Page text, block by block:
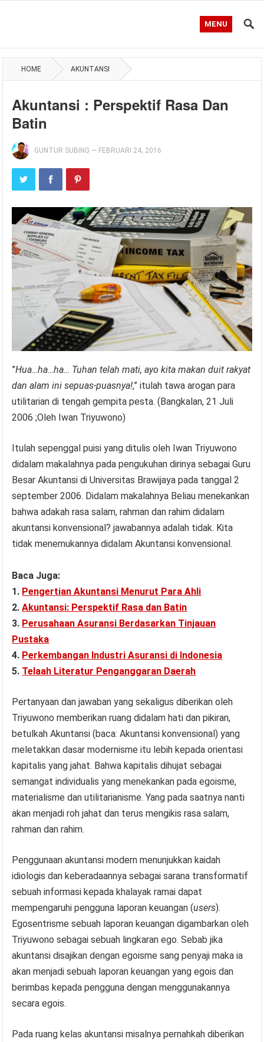
MENU
HOME AKUNTANSI
Akuntansi : Perspektif Rasa Dan
Batin
GUNTUR SUBING — FEBRUARI 24, 2016
”Hua…ha…ha… Tuhan telah mati, ayo kita makan duit rakyat
dan alam ini sepuas-puasnya!,” itulah tawa arogan para
utilitarian di tengah gempita pesta. (Bangkalan, 21 Juli
2006 ;Oleh Iwan Triyuwono)
Itulah sepenggal puisi yang ditulis oleh Iwan Triyuwono
didalam makalahnya pada pengukuhan dirinya sebagai Guru
Besar Akuntansi di Universitas Brawijaya pada tanggal 2
september 2006. Didalam makalahnya Beliau menekankan
bahwa adakah rasa salam, rahman dan rahim didalam
akuntansi konvensional? jawabannya adalah tidak. Kita
tidak menemukannya didalam Akuntansi konvensional.
Baca Juga:
1. Pengertian Akuntansi Menurut Para Ahli
2.Akuntansi: Perspektif Rasa dan Batin
3. Perusahaan Asuransi Berdasarkan Tinjauan
Pustaka
4. Perkembangan Industri Asuransi di Indonesia
5. Telaah Literatur Penganggaran Daerah
Pertanyaan dan jawaban yang sekaligus diberikan oleh
Triyuwono memberikan ruang didalam hati dan pikiran,
betulkah Akuntansi (baca: Akuntansi konvensional) yang
meletakkan dasar modernisme itu lebih kepada orientasi
kapitalis yang jahat. Bahwa kapitalis dihujat sebagai
semangat individualis yang menekankan pada egoisme,
materialisme dan utilitarianisme. Yang pada saatnya nanti
akan menjadi roh jahat dan terus mengikis rasa salam,
rahman dan rahim.
Penggunaan akuntansi modern menunjukkan kaidah
idiologis dan keberadaannya sebagai sarana transformatif
sebuah informasi kepada khalayak ramai dapat
mempengaruhi pengguna laporan keuangan (users).
Egosentrisme sebuah laporan keuangan digambarkan oleh
Triyuwono sebagai sebuah lingkaran ego. Sebab jika
akuntansi disajikan dengan egoisme sang penyaji maka ia
akan menjadi sebuah laporan keuangan yang egois dan
berimbas kepada pengguna dengan menggunakannya
secara egois.
Pada ruang kelas akuntansi misalnya pernahkah diberikan